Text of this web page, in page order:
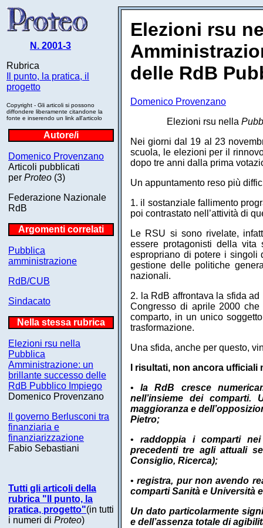
N. 2001-3
Rubrica
Il punto, la pratica, il
progetto
Copyright - Gli articoli si possono
diffondere liberamente citandone la
fonte e inserendo un link all'articolo
Autore/i
Domenico Provenzano
Articoli pubblicati
per Proteo (3)
Federazione Nazionale
RdB
Argomenti correlati
Pubblica
amministrazione
RdB/CUB
Sindacato
Nella stessa rubrica
Elezioni rsu nella
Pubblica
Amministrazione: un
brillante successo delle
RdB Pubblico Impiego
Domenico Provenzano
Il governo Berlusconi tra
finanziaria e
finanziarizzazione
Fabio Sebastiani
Tutti gli articoli della
rubrica "Il punto, la
pratica, progetto"(in tutti
i numeri di Proteo)
Elezioni rsu
delle RdB
Domenico Provenzano
Elezioni rsu nella
Nei giorni dal 19 al 23
scuola, le elezioni per il
dopo tre anni dalla prima
Un appuntamento reso più
1. il sostanziale fallimento
poi contrastato nell’attività di
Le RSU si sono rivelate,
essere protagonisti della vita
espropriano di potere i singoli
gestione delle politiche
nazionali.
2. la RdB affrontava la sfida
Congresso di aprile 2000 che
comparto, in un unico
trasformazione.
Una sfida, anche per questo,
I risultati, non ancora
•la RdB cresce
nell’insieme dei comparti.
maggioranza e
Pietro;
• raddoppia i comparti
precedenti tre agli attuali
Consiglio, Ricerca);
•registra, pur non avendo
comparti Sanità e Università
Un dato particolarmente
e dell’assenza totale di